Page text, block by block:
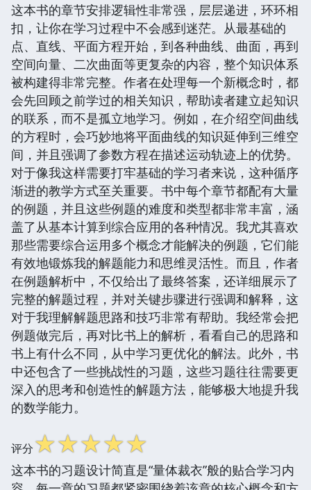
这本书的章节安排逻辑性非常强，层层递进，环环相
扣，让你在学习过程中不会感到迷茫。从最基础的
点、直线、平面方程开始，到各种曲线、曲面，再到
空间向量、二次曲面等更复杂的内容，整个知识体系
被构建得非常完整。作者在处理每一个新概念时，都
会先回顾之前学过的相关知识，帮助读者建立起知识
的联系，而不是孤立地学习。例如，在介绍空间曲线
的方程时，会巧妙地将平面曲线的知识延伸到三维空
间，并且强调了参数方程在描述运动轨迹上的优势。
对于像我这样需要打牢基础的学习者来说，这种循序
渐进的教学方式至关重要。书中每个章节都配有大量
的例题，并且这些例题的难度和类型都非常丰富，涵
盖了从基本计算到综合应用的各种情况。我尤其喜欢
那些需要综合运用多个概念才能解决的例题，它们能
有效地锻炼我的解题能力和思维灵活性。而且，作者
在例题解析中，不仅给出了最终答案，还详细展示了
完整的解题过程，并对关键步骤进行强调和解释，这
对于我理解解题思路和技巧非常有帮助。我经常会把
例题做完后，再对比书上的解析，看看自己的思路和
书上有什么不同，从中学习更优化的解法。此外，书
中还包含了一些挑战性的习题，这些习题往往需要更
深入的思考和创造性的解题方法，能够极大地提升我
的数学能力。
评分☆☆☆☆☆
这本书的习题设计简直是“量体裁衣”般的贴合学习内